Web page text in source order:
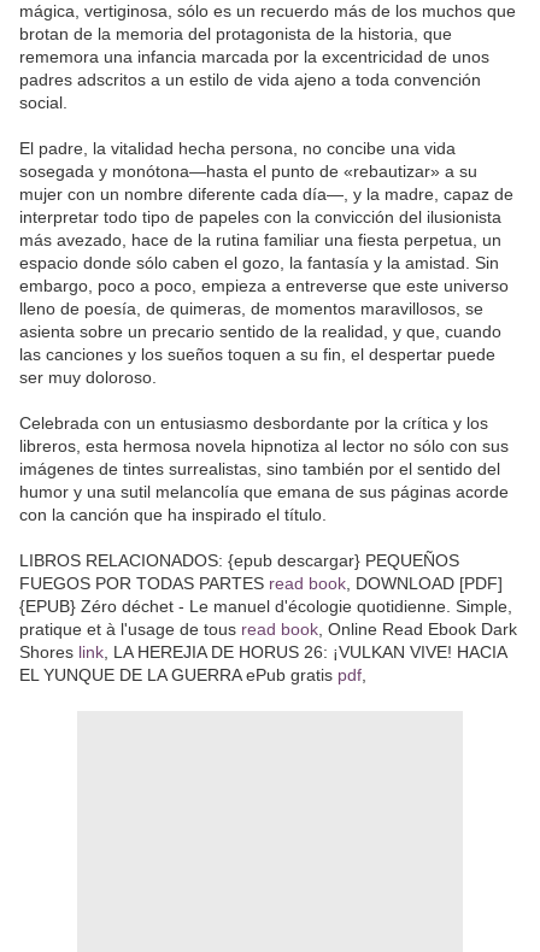
mágica, vertiginosa, sólo es un recuerdo más de los muchos que
brotan de la memoria del protagonista de la historia, que
rememora una infancia marcada por la excentricidad de unos
padres adscritos a un estilo de vida ajeno a toda convención
social.
El padre, la vitalidad hecha persona, no concibe una vida
sosegada y monótona—hasta el punto de «rebautizar» a su
mujer con un nombre diferente cada día—, y la madre, capaz de
interpretar todo tipo de papeles con la convicción del ilusionista
más avezado, hace de la rutina familiar una fiesta perpetua, un
espacio donde sólo caben el gozo, la fantasía y la amistad. Sin
embargo, poco a poco, empieza a entreverse que este universo
lleno de poesía, de quimeras, de momentos maravillosos, se
asienta sobre un precario sentido de la realidad, y que, cuando
las canciones y los sueños toquen a su fin, el despertar puede
ser muy doloroso.
Celebrada con un entusiasmo desbordante por la crítica y los
libreros, esta hermosa novela hipnotiza al lector no sólo con sus
imágenes de tintes surrealistas, sino también por el sentido del
humor y una sutil melancolía que emana de sus páginas acorde
con la canción que ha inspirado el título.
LIBROS RELACIONADOS: {epub descargar} PEQUEÑOS
FUEGOS POR TODAS PARTES read book , DOWNLOAD [PDF]
{EPUB} Zéro déchet - Le manuel d'écologie quotidienne. Simple,
pratique et à l'usage de tous read book , Online Read Ebook Dark
Shores link , LA HEREJIA DE HORUS 26: ¡VULKAN VIVE! HACIA
EL YUNQUE DE LA GUERRA ePub gratis pdf